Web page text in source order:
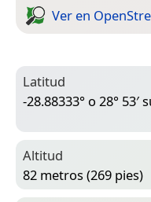
Ver en
Latitud
-28.88333° o 28° 53′
Altitud
82 metros (269 pies)